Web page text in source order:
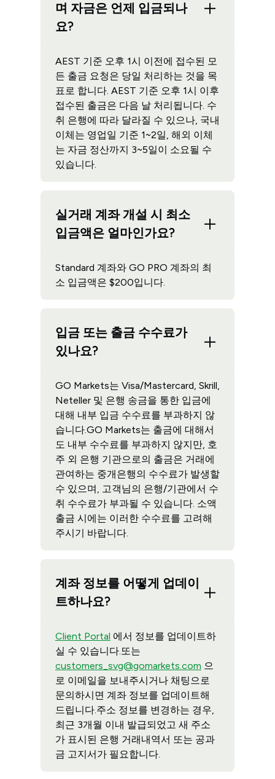
며 자금은 언제 입금되나
요?
AEST 기준 오후 1시 이전에 접수된 모
든 출금 요청은 당일 처리하는 것을 목
표로 합니다. AEST 기준 오후 1시 이후
접수된 출금은 다음 날 처리됩니다. 수
취 은행에 따라 달라질 수 있으나, 국내
이체는 영업일 기준 1~2일, 해외 이체
는 자금 정산까지 3~5일이 소요될 수
있습니다.
실거래 계좌 개설 시 최소
입금액은 얼마인가요?
Standard 계좌와 GO PRO 계좌의 최
소 입금액은 $200입니다.
입금 또는 출금 수수료가
있나요?
GO Markets는 Visa/Mastercard, Skrill,
Neteller 및 은행 송금을 통한 입금에
대해 내부 입금 수수료를 부과하지 않
습니다.GO Markets는 출금에 대해서
도 내부 수수료를 부과하지 않지만, 호
주 외 은행 기관으로의 출금은 거래에
관여하는 중개은행의 수수료가 발생할
수 있으며, 고객님의 은행/기관에서 수
취 수수료가 부과될 수 있습니다. 소액
출금 시에는 이러한 수수료를 고려해
주시기 바랍니다.
계좌 정보를 어떻게 업데이
트하나요?
Client Portal 에서 정보를 업데이트하
실 수 있습니다.또는
customers_svg@gomarkets.com 으
로 이메일을 보내주시거나 채팅으로
문의하시면 계좌 정보를 업데이트해
드립니다.주소 정보를 변경하는 경우,
최근 3개월 이내 발급되었고 새 주소
가 표시된 은행 거래내역서 또는 공과
금 고지서가 필요합니다.